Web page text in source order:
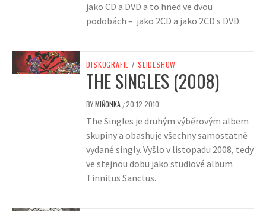
jako CD a DVD a to hned ve dvou
podobách – jako 2CD a jako 2CD s DVD.
DISKOGRAFIE / SLIDESHOW
THE SINGLES (2008)
BYMIŇONKA /20.12.2010
The Singles je druhým výběrovým albem
skupiny a obashuje všechny samostatně
vydané singly. Vyšlo v listopadu 2008, tedy
ve stejnou dobu jako studiové album
Tinnitus Sanctus.